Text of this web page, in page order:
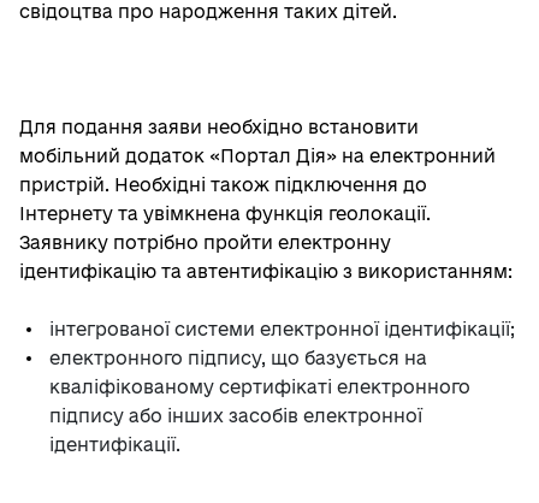
свідоцтва про народження таких дітей.
Для подання заяви необхідно встановити
мобільний додаток «Портал Дія» на електронний
пристрій. Необхідні також підключення до
Інтернету та увімкнена функція геолокації.
Заявнику потрібно пройти електронну
ідентифікацію та автентифікацію з використанням:
інтегрованої системи електронної ідентифікації;
електронного підпису, що базується на
кваліфікованому сертифікаті електронного
підпису або інших засобів електронної
ідентифікації.